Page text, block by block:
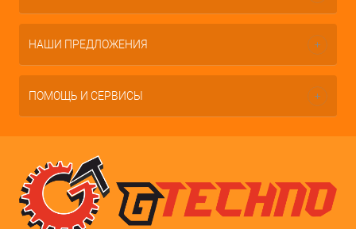
НАШИ ПРЕДЛОЖЕНИЯ
ПОМОЩЬ И СЕРВИСЫ